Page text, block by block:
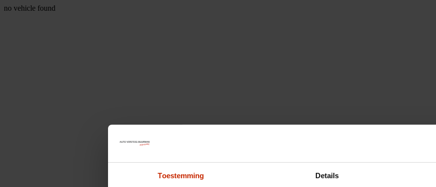
Toestemming Details
no vehicle found